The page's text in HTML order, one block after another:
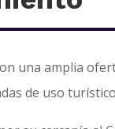
una amplia
de uso